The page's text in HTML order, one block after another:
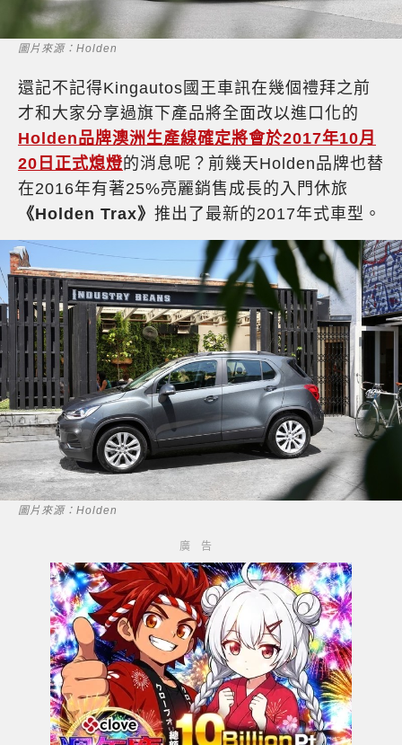
圖片來源：Holden
還記不記得Kingautos國王車訊在幾個禮拜之前
才和大家分享過旗下產品將全面改以進口化的
Holden品牌澳洲生產線確定將會於2017年10月
20日正式熄燈的消息呢？前幾天Holden品牌也替
在2016年有著25%亮麗銷售成長的入門休旅
《Holden Trax》 推出了最新的2017年式車型。
圖片來源：Holden